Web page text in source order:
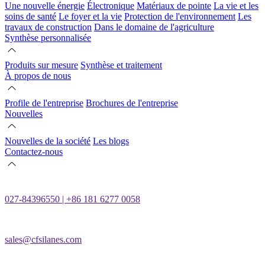
Une nouvelle énergie Électronique Matériaux de pointe La vie et les
soins de santé Le foyer et la vie Protection de l'environnement Les
travaux de construction Dans le domaine de l'agriculture
Synthèse personnalisée
Produits sur mesure Synthèse et traitement
À propos de nous
Profile de l'entreprise Brochures de l'entreprise
Nouvelles
Nouvelles de la société Les blogs
Contactez-nous
027-84396550 | +86 181 6277 0058
sales@cfsilanes.com